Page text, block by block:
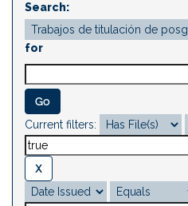
Search:
for
Current filters: